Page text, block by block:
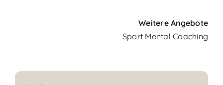
Weitere Angebote
Sport Mental Coaching